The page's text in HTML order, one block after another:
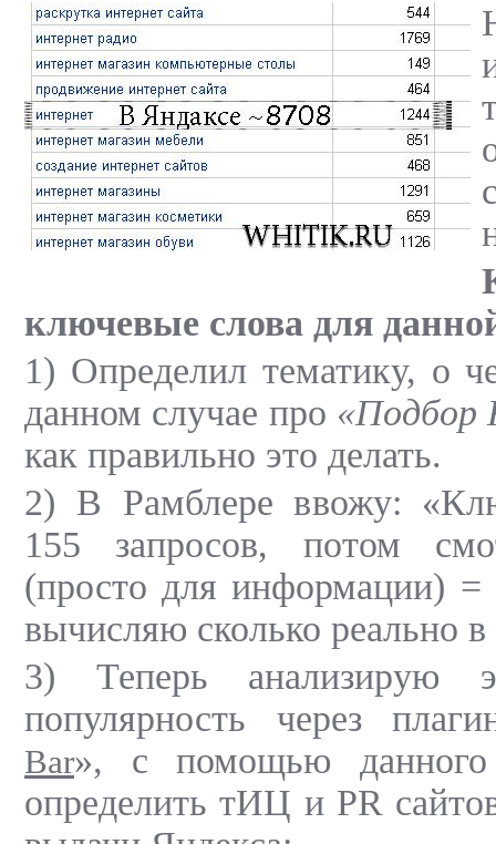
ключевые слова для
1) Определил тематику, о
данном случае про «Подбор
как правильно это делать.
2) В Рамблере ввожу:
155 запросов, потом
(просто для информации)
вычисляю сколько реально
3) Теперь анализирую
популярность через
Bar», с помощью
определить тИЦ и PR